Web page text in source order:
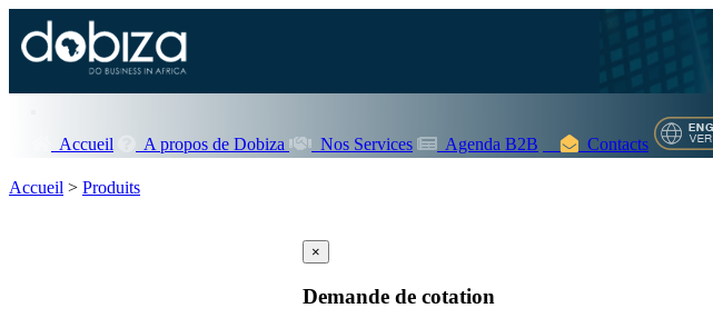
Accueil A propos de Dobiza Nos Services Agenda B2B Contacts
Accueil > Produits
×
Demande de cotation